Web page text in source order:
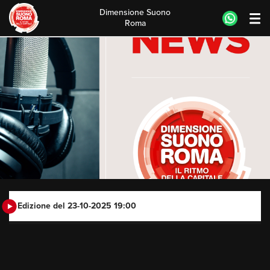
Skip
to
content
Dimensione Suono
Roma
Edizione del 23-10-2025 19:00